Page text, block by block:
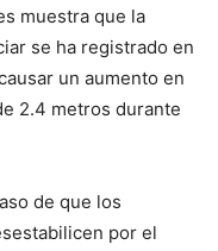
muestra que la
se ha registrado en
un aumento en
2.4 metros durante
de que los
por el